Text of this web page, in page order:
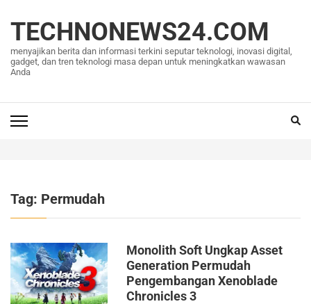
konten
(Tekan
Enter)
TECHNONEWS24.COM
menyajikan berita dan informasi terkini seputar teknologi, inovasi digital,
gadget, dan tren teknologi masa depan untuk meningkatkan wawasan
Anda
Tag: Permudah
Monolith Soft Ungkap Asset
Generation Permudah
Pengembangan Xenoblade
Chronicles 3